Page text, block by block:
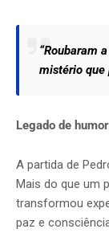
“Roubaram
mistério que
Legado de
A partida de
Mais do que um
transformou
paz e